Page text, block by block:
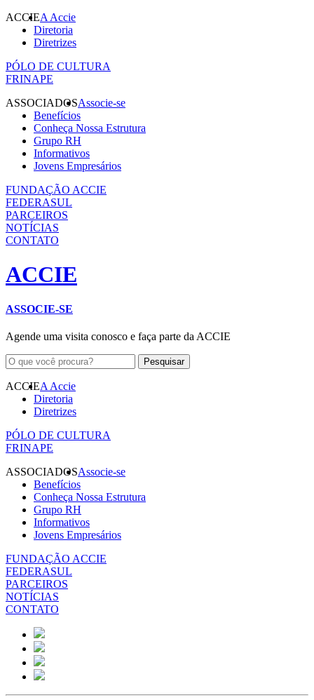
ACCIEA Accie
Diretoria
Diretrizes
PÓLO DE CULTURA
FRINAPE
ASSOCIADOSAssocie-se
Benefícios
Conheça Nossa Estrutura
Grupo RH
Informativos
Jovens Empresários
FUNDAÇÃO ACCIE
FEDERASUL
PARCEIROS
NOTÍCIAS
CONTATO
ACCIE
ASSOCIE-SE
Agende uma visita conosco e faça parte da ACCIE
ACCIEA Accie
Diretoria
Diretrizes
PÓLO DE CULTURA
FRINAPE
ASSOCIADOSAssocie-se
Benefícios
Conheça Nossa Estrutura
Grupo RH
Informativos
Jovens Empresários
FUNDAÇÃO ACCIE
FEDERASUL
PARCEIROS
NOTÍCIAS
CONTATO